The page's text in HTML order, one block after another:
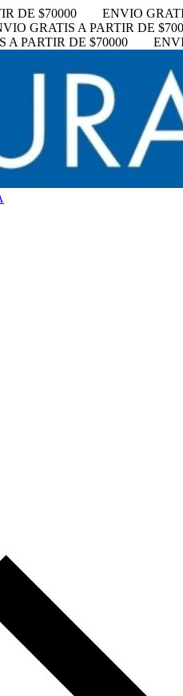
DE $70000 ENVIO
GRATIS A PARTIR DE
A PARTIR DE $70000